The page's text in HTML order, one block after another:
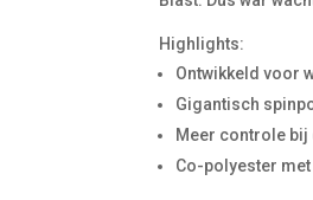
Highlights:
Ontwikkeld voor
Gigantisch
Meer controle bij
Co-polyester